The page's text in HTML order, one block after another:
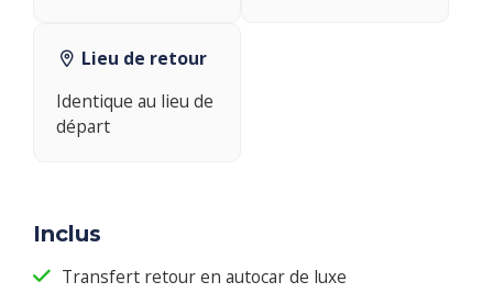
Lieu de retour
Identique au lieu de
départ
Inclus
Transfert retour en autocar de luxe